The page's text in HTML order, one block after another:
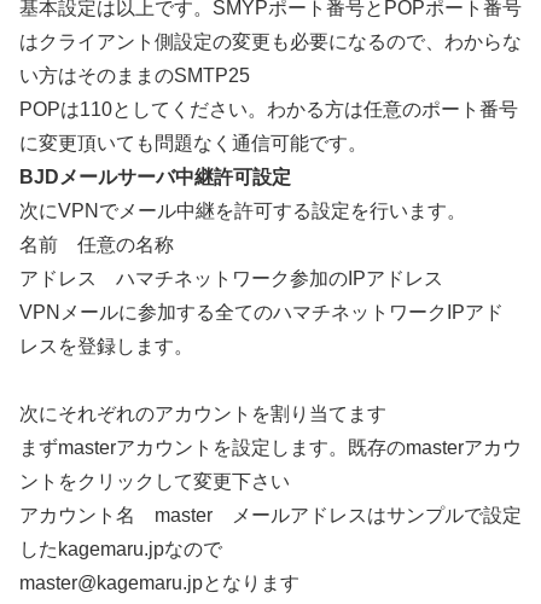
基本設定は以上です。SMYPポート番号とPOPポート番号
はクライアント側設定の変更も必要になるので、わからな
い方はそのままのSMTP25
POPは110としてください。わかる方は任意のポート番号
に変更頂いても問題なく通信可能です。
BJDメールサーバ中継許可設定
次にVPNでメール中継を許可する設定を行います。
名前 任意の名称
アドレス ハマチネットワーク参加のIPアドレス
VPNメールに参加する全てのハマチネットワークIPアド
レスを登録します。
次にそれぞれのアカウントを割り当てます
まずmasterアカウントを設定します。既存のmasterアカウ
ントをクリックして変更下さい
アカウント名 master メールアドレスはサンプルで設定
したkagemaru.jpなので
master@kagemaru.jpとなります